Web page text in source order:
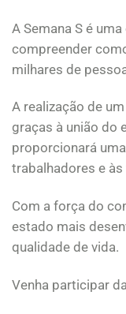
A Semana S é
compreender
milhares de
A realização de
graças à união do
proporcionará
trabalhadores e
Com a força do
estado mais
qualidade de vida.
Venha participar